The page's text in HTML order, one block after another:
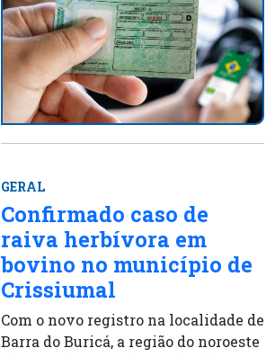
GERAL
Confirmado caso de
raiva herbívora em
bovino no município de
Crissiumal
Com o novo registro na localidade de
Barra do Buricá, a região do noroeste